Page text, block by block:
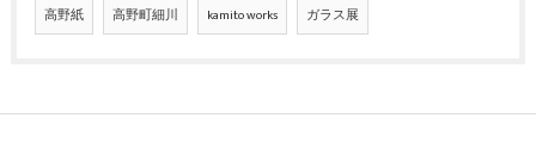
高野紙 高野町細川 kamito works ガラス展